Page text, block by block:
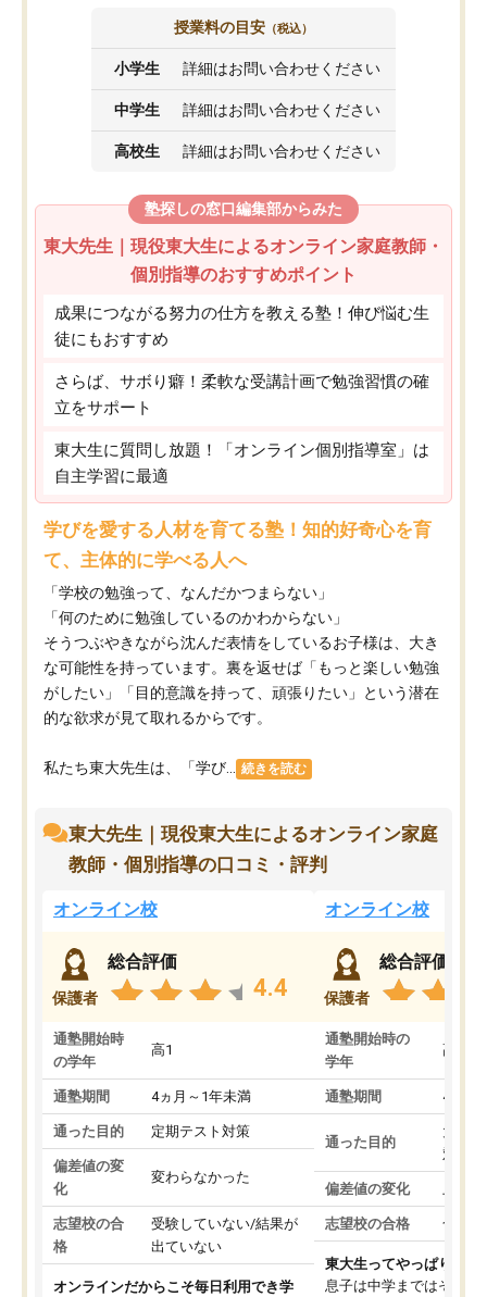
授業料の目安 （税込）
小学生 詳細はお問い合わせください
中学生 詳細はお問い合わせください
高校生 詳細はお問い合わせください
塾探しの窓口編集部からみた
東大先生｜現役東大生によるオンライン家庭教師・
個別指導のおすすめポイント
成果につながる努力の仕方を教える塾！伸び悩む生
徒にもおすすめ
さらば、サボり癖！柔軟な受講計画で勉強習慣の確
立をサポート
東大生に質問し放題！「オンライン個別指導室」は
自主学習に最適
学びを愛する人材を育てる塾！知的好奇心を育
て、主体的に学べる人へ
「学校の勉強って、なんだかつまらない」
「何のために勉強しているのかわからない」
そうつぶやきながら沈んだ表情をしているお子様は、大き
な可能性を持っています。裏を返せば「もっと楽しい勉強
がしたい」「目的意識を持って、頑張りたい」という潜在
的な欲求が見て取れるからです。
私たち東大先生は、「学び... 続きを読む
東大先生｜現役東大生によるオンライン家庭
教師・個別指導の口コミ・評判
オンライン校
保護者
総合評価
4.4
通塾開始時
の学年
高1
通塾期間 4ヵ月～1年未満
通った目的 定期テスト対策
偏差値の変
化
変わらなかった
志望校の合
格
受験していない/結果が
出ていない
オンラインだからこそ毎日利用でき学
オンライン校
保護者
総合評価
通塾開始時の
学年
高3
通塾期間 4ヵ月
通った目的
大学
対策
偏差値の変化 上が
志望校の合格 合格
東大生ってやっぱりすご
息子は中学まではそこそ